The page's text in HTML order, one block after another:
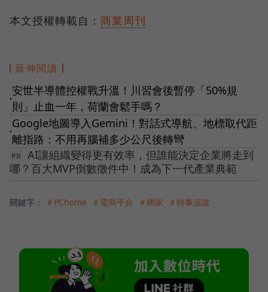
本文授權轉載自： 商業周刊
延伸閱讀
●
安世半導體控權戰升溫！川習會後暫停「50%規
則」止血一年，荷蘭會鬆手嗎？
●
Google地圖導入Gemini！對話式導航、地標取代距
離指路：不用再腦補多少公尺後轉彎
AI讓組織變得更有效率，但誰能決定企業將走到
哪？百大MVP倒數徵件中！成為下一代產業典範
關鍵字： ＃PChome ＃電商平台 ＃網家 ＃時事追蹤